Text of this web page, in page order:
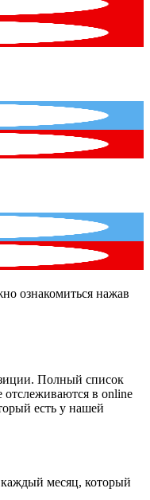
ознакомиться нажав
Полный список
в online
есть у нашей
каждый месяц, который